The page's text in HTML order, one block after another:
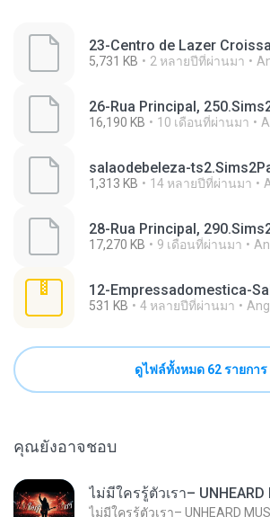
23-Centro de Lazer
5,731 KB 2 หลายปีที่ผ่านมา
26-Rua Principal,
16,190 KB 10 เดือนที่ผ่านมา
salaodebeleza-
1,313 KB 14 หลายปีที่ผ่านมา
28-Rua Principal,
17,270 KB 9 เดือนที่ผ่านมา
12-Empressadomestica-
531 KB 4 หลายปีที่ผ่านมา
ดูไฟล์ทั้งหมด 62 รายการ
คุณยังอาจชอบ